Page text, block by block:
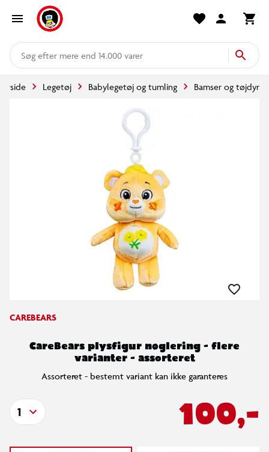
mere end 14.000 varer
Legetøj Babylegetøj og tumling Bamser og tøjdyr
CAREBEARS
CareBears plysfigur nøglering - flere
varianter - assorteret
Assorteret - bestemt variant kan ikke garanteres
100,-
1